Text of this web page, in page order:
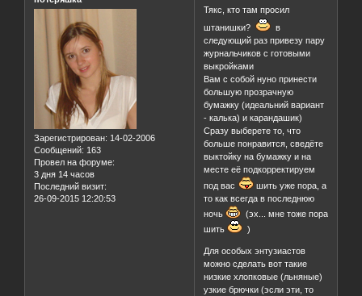
Зарегистрирован: 14-02-2006
Сообщений: 163
Провел на форуме:
3 дня 14 часов
Последний визит:
26-09-2015 12:20:53
Тякс, кто там просил
штанишки?
в
следующий раз привезу пару
журнальчиков с готовыми
выкройками
Вам с собой нуно принести
большую прозрачную
бумажку (идеальний вариант
- калька) и карандашик)
Сразу выберете то, что
больше понравится, сведёте
выктойку на бумажку и на
месте её подкорректируем
под вас
шить уже пора, а
то как всегда в последнюю
ночь
(эх... мне тоже пора
шить
)
Для особых энтузиастов
можно сделать вот такие
низкие хлопковые (льняные)
узкие брючки (эсли эти, то